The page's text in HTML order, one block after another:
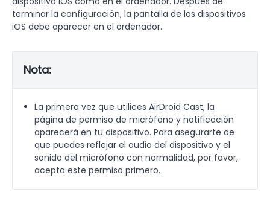
terminar la configuración, la pantalla de los dispositivos
iOS debe aparecer en el ordenador.
Nota:
La primera vez que utilices AirDroid Cast, la
página de permiso de micrófono y notificación
aparecerá en tu dispositivo. Para asegurarte de
que puedes reflejar el audio del dispositivo y el
sonido del micrófono con normalidad, por favor,
acepta este permiso primero.